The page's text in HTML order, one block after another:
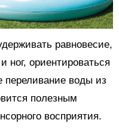
равновесие,
ног, ориентироваться
переливание воды из
полезным
восприятия.